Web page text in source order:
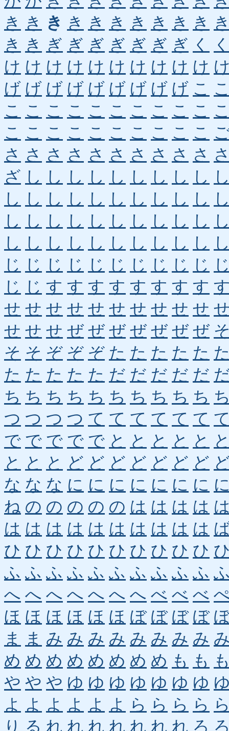
き き き き き き き き き き
き き ぎ ぎ ぎ ぎ ぎ ぎ ぎ く
け け け け け け け け け け
げ げ げ げ げ げ げ げ げ こ
こ こ こ こ こ こ こ こ こ こ
こ こ こ こ こ こ こ こ こ こ
さ さ さ さ さ さ さ さ さ さ
ざ し し し し し し し し し
し し し し し し し し し し
し し し し し し し し し し
し し し し し し し し し し
じ じ じ じ じ じ じ じ じ じ
じ じ す す す す す す す す
せ せ せ せ せ せ せ せ せ せ
せ せ せ ぜ ぜ ぜ ぜ ぜ ぜ ぜ
そ そ ぞ ぞ ぞ た た た た た
た た た た た だ だ だ だ だ
ち ち ち ち ち ち ち ち ち ち
つ つ つ つ て て て て て て
で で で で で と と と と と
と と と ど ど ど ど ど ど ど
な な な に に に に に に に
ね の の の の の は は は は
は は は は は は は は は は
ひ ひ ひ ひ ひ ひ ひ ひ ひ ひ
ふ ふ ふ ふ ふ ふ ふ ふ ふ ふ
へ へ へ へ へ へ へ べ べ べ
ほ ほ ほ ほ ほ ほ ぼ ぼ ぼ ぼ
ま
ま み み み み み み み み
め め め め め め め め も も
や や や ゆ ゆ ゆ ゆ ゆ ゆ ゆ
よ よ よ よ よ よ ら ら ら ら
り る れ れ れ れ れ れ れ ろ